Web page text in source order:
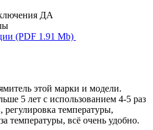
ДА
(PDF 1.91 Mb)
этой марки и модели.
5 лет с использованием 4-5 раз
температуры,
температуры, всё очень удобно.